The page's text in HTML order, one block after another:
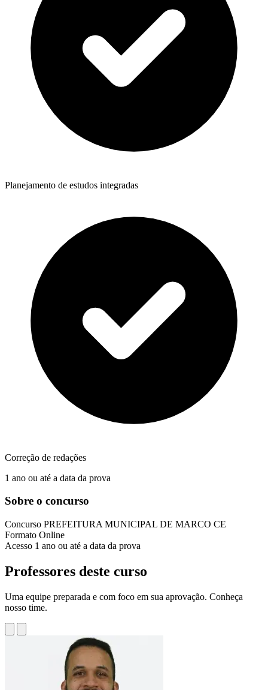
Planejamento de estudos integradas
Correção de redações
1 ano ou até a data da prova
Sobre o concurso
Concurso PREFEITURA MUNICIPAL DE MARCO CE
Formato Online
Acesso 1 ano ou até a data da prova
Professores deste curso
Uma equipe preparada e com foco em sua aprovação. Conheça
nosso time.